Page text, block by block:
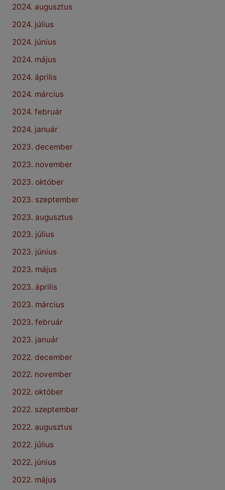
2024. augusztus
2024. július
2024. június
2024. május
2024. április
2024. március
2024. február
2024. január
2023. december
2023. november
2023. október
2023. szeptember
2023. augusztus
2023. július
2023. június
2023. május
2023. április
2023. március
2023. február
2023. január
2022. december
2022. november
2022. október
2022. szeptember
2022. augusztus
2022. július
2022. június
2022. május